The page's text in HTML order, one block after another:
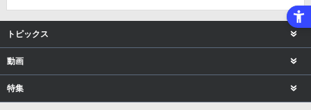
トピックス
動画
特集